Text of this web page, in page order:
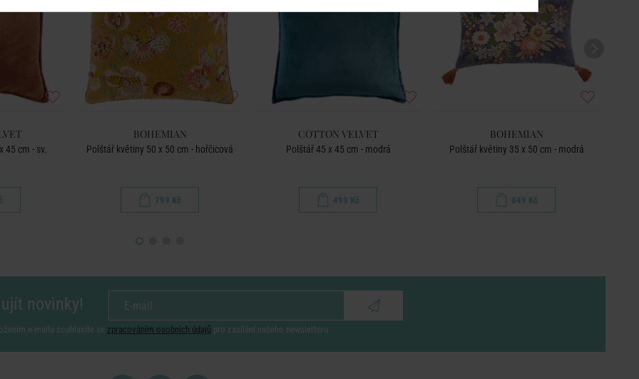
45 cm - sv.
BOHEMIAN
Polštář květiny 50 x 50 cm - hořčicová
799 Kč
COTTON VELVET
Polštář 45 x 45 cm - modrá
499 Kč
BOHEMIAN
Polštář květiny 35 x 50 cm - modrá
849 Kč
novinky!
e-mailu souhlasíte se zpracováním osobních údajů pro zasílání našeho newsletteru